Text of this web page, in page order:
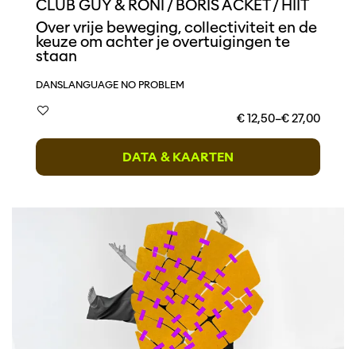
CLUB GUY & RONI / BORIS ACKET / HIIT
Over vrije beweging, collectiviteit en de
keuze om achter je overtuigingen te
staan
DANSLANGUAGE NO PROBLEM
€ 12,50–€ 27,00
DATA & KAARTEN